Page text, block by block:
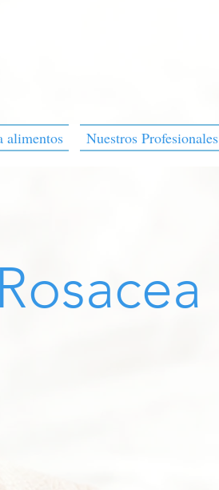
alimentos Nuestros Profesionales
Rosacea